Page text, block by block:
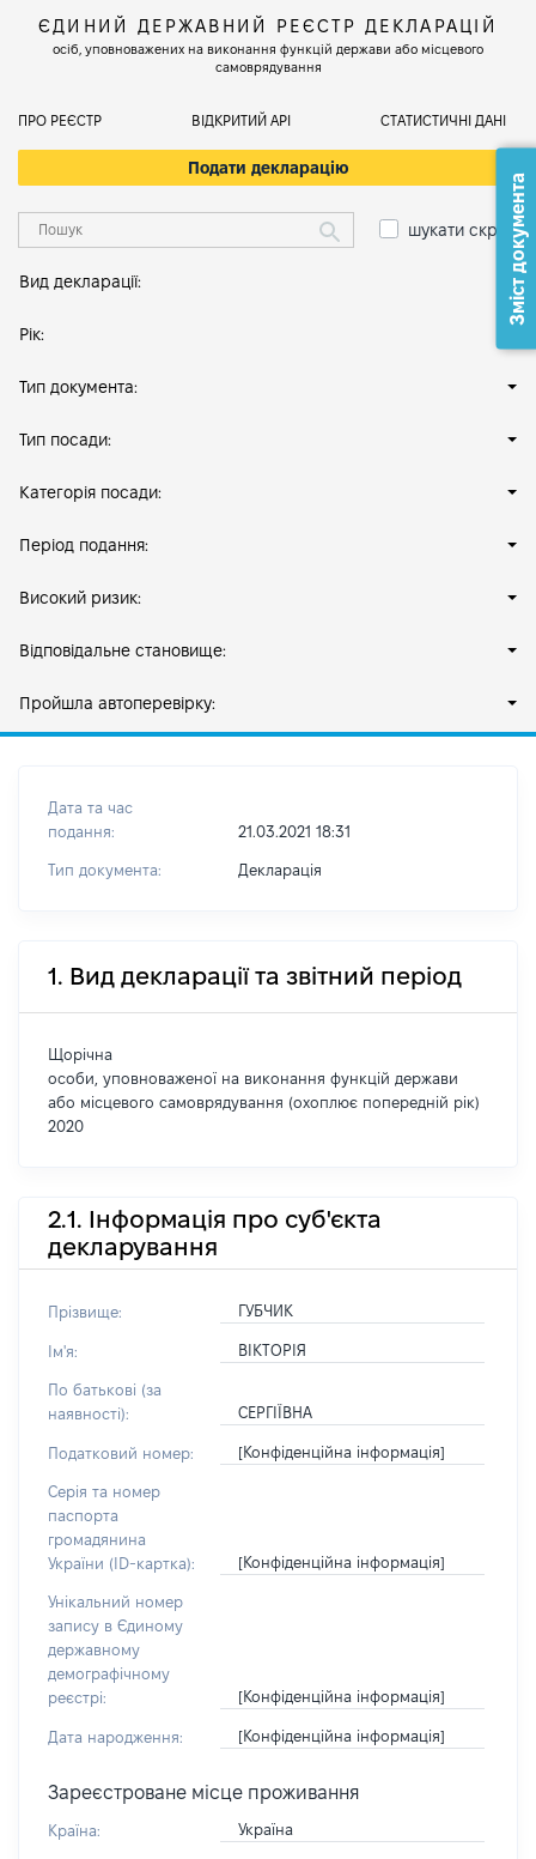
ЄДИНИЙ ДЕРЖАВНИЙ РЕЄСТР ДЕКЛАРАЦІЙ
осіб, уповноважених на виконання функцій держави або місцевого
самоврядування
ПРО РЕЄСТР ВІДКРИТИЙ АРІ СТАТИСТИЧНІ ДАНІ
Подати декларацію
шукати скрізь
Вид декларації:
Рік:
Тип документа:
Тип посади:
Категорія посади:
Період подання:
Високий ризик:
Відповідальне становище:
Пройшла автоперевірку:
Дата та час
подання:
21.03.2021 18:31
Тип документа: Декларація
1. Вид декларації та звітний період
Щорічна
особи, уповноваженої на виконання функцій держави
або місцевого самоврядування (охоплює попередній рік)
2020
2.1. Інформація про суб'єкта
декларування
Прізвище: ГУБЧИК
Ім'я: ВІКТОРІЯ
По батькові (за
наявності):
СЕРГІЇВНА
Податковий номер: [Конфіденційна інформація]
Серія та номер
паспорта
громадянина
України (ID-картка):
[Конфіденційна інформація]
Унікальний номер
запису в Єдиному
державному
демографічному
реєстрі:
[Конфіденційна інформація]
Дата народження: [Конфіденційна інформація]
Зареєстроване місце проживання
Країна: Україна
Зміст документа